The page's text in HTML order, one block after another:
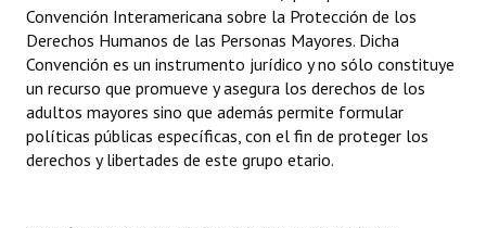
Convención Interamericana sobre la Protección de los
Derechos Humanos de las Personas Mayores. Dicha
Convención es un instrumento jurídico y no sólo constituye
un recurso que promueve y asegura los derechos de los
adultos mayores sino que además permite formular
políticas públicas específicas, con el fin de proteger los
derechos y libertades de este grupo etario.